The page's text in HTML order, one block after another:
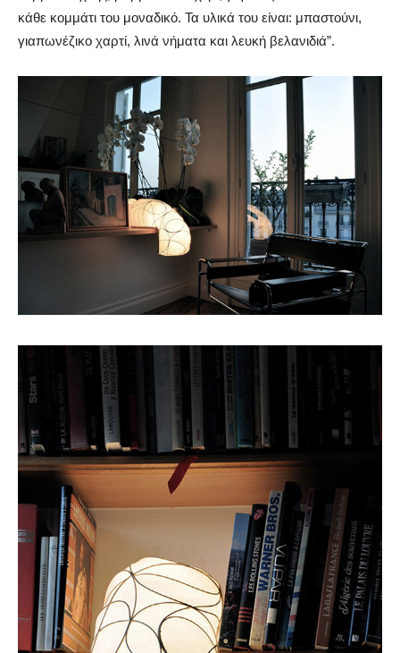
κάθε κομμάτι του μοναδικό. Τα υλικά του είναι: μπαστούνι,
γιαπωνέζικο χαρτί, λινά νήματα και λευκή βελανιδιά”.